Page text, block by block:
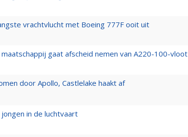
vrachtvlucht met Boeing 777F ooit uit
maatschappij gaat afscheid nemen van A220-100-vloot
door Apollo, Castlelake haakt af
in de luchtvaart